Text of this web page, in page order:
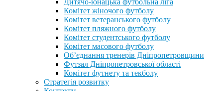
Дитячо-юнацька футбольна ліга
Комітет жіночого футболу
Комітет ветеранського футболу
Комітет пляжного футболу
Комітет студентського футболу
Комітет масового футболу
Обʼєднання тренерів Дніпропетровщини
Футзал Дніпропетровської області
Комітет футнету та текболу
Стратегія розвитку